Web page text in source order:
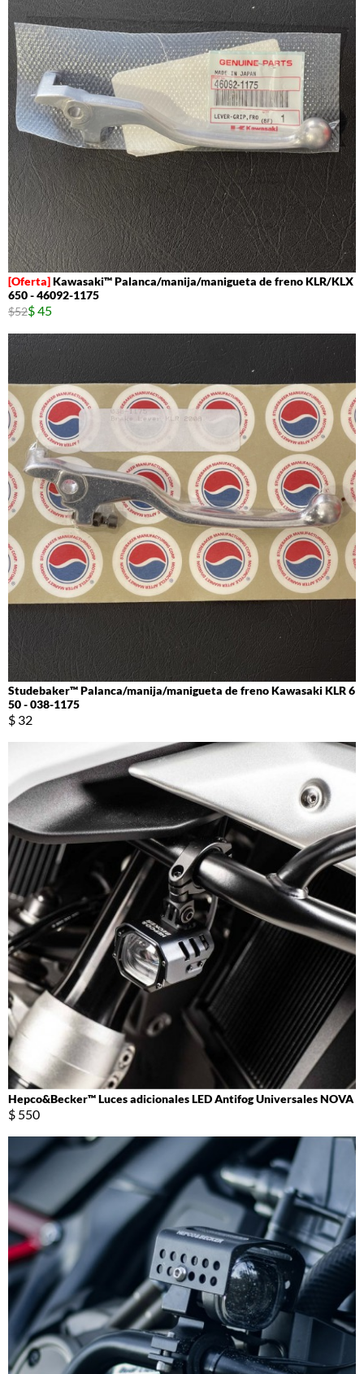
Kawasaki™ Palanca/manija/manigueta de freno KLR/KLX
650 - 46092-1175
$52$ 45
Studebaker™ Palanca/manija/manigueta de freno Kawasaki KLR 6
50 - 038-1175
$ 32
Hepco&Becker™ Luces adicionales LED Antifog Universales NOVA
$ 550